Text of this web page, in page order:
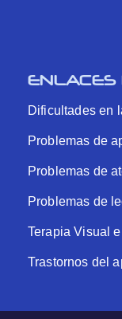
ENLACES
Dificultades en
Problemas de
Problemas de
Problemas de
Terapia Visual
Trastornos del